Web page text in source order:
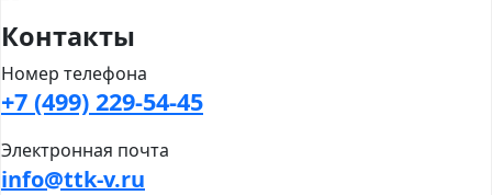
Контакты
Номер телефона
+7 (499) 229-54-45
Электронная почта
info@ttk-v.ru